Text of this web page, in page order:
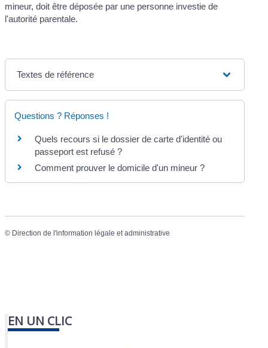
mineur, doit être déposée par une personne investie de
l'autorité parentale.
Textes de référence
Questions ? Réponses !
Quels recours si le dossier de carte d'identité ou
passeport est refusé ?
Comment prouver le domicile d'un mineur ?
© Direction de l'information légale et administrative
EN UN CLIC